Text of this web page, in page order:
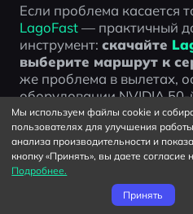
Если проблема касается
LagoFast — практичный
инструмент: скачайте
выберите маршрут к
же проблема в вылетах,
оборудовании NVIDIA 50-
сосредоточьтесь на
предупреждении по
обновлениях игры.
Мы используем файлы cookie и
пользователях для улучшения
анализа производительности и
кнопку «Принять», вы даете согласие
Подробнее.
Принять